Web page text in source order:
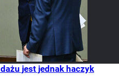
jest jednak haczyk